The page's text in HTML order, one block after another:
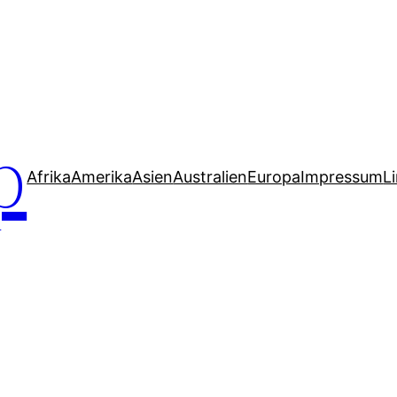
AfrikaAmerikaAsienAustralienEuropaImpressum